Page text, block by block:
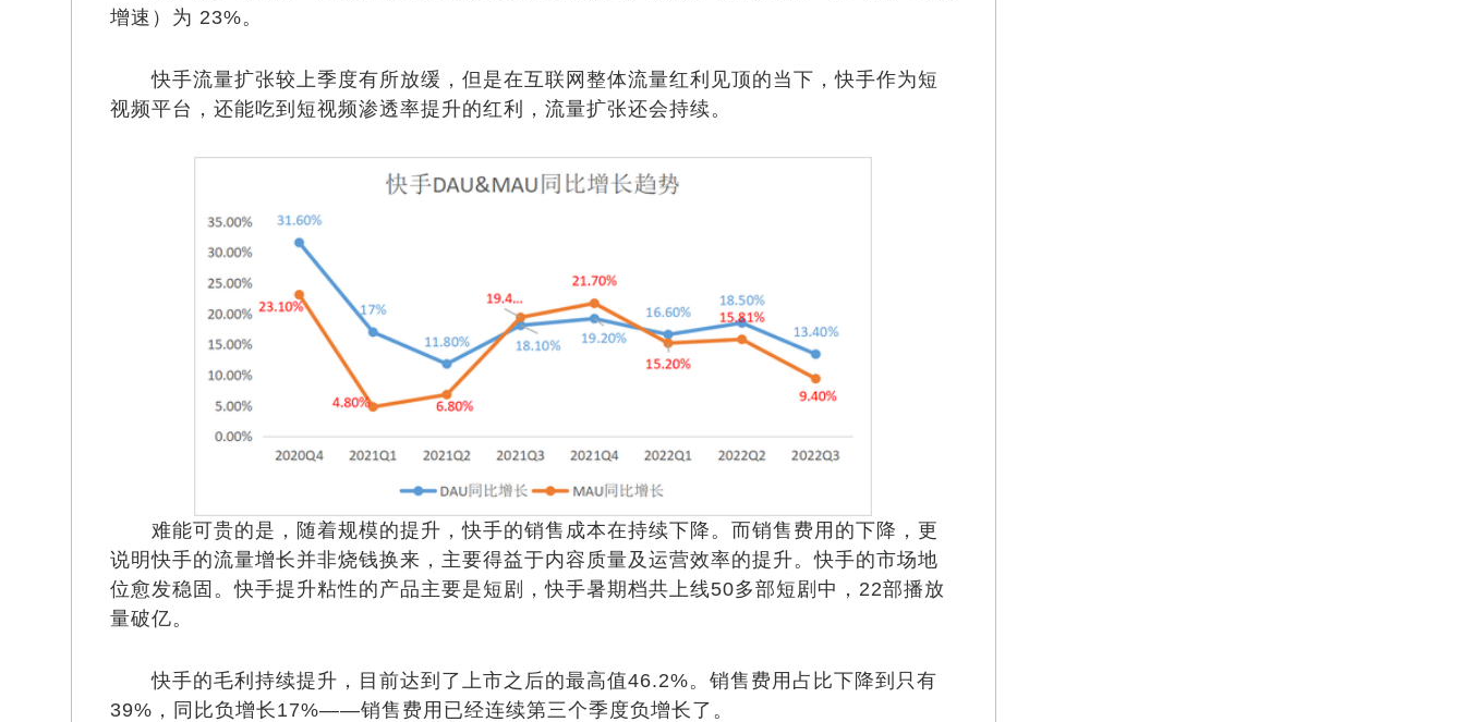
增速）为 23%。
快手流量扩张较上季度有所放缓，但是在互联网整体流量红利见顶的当下，快手作为短
视频平台，还能吃到短视频渗透率提升的红利，流量扩张还会持续。
难能可贵的是，随着规模的提升，快手的销售成本在持续下降。而销售费用的下降，更
说明快手的流量增长并非烧钱换来，主要得益于内容质量及运营效率的提升。快手的市场地
位愈发稳固。快手提升粘性的产品主要是短剧，快手暑期档共上线50多部短剧中，22部播放
量破亿。
快手的毛利持续提升，目前达到了上市之后的最高值46.2%。销售费用占比下降到只有
39%，同比负增长17%——销售费用已经连续第三个季度负增长了。